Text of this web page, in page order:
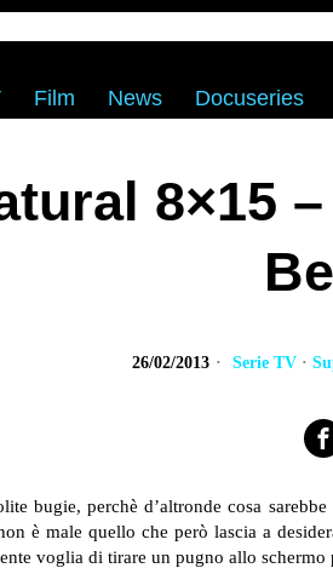
Film News Docuseries
8×15
26/02/2013 Serie TV ·
bugie, perchè d’altronde cosa
è male quello che però lascia a
voglia di tirare un pugno allo